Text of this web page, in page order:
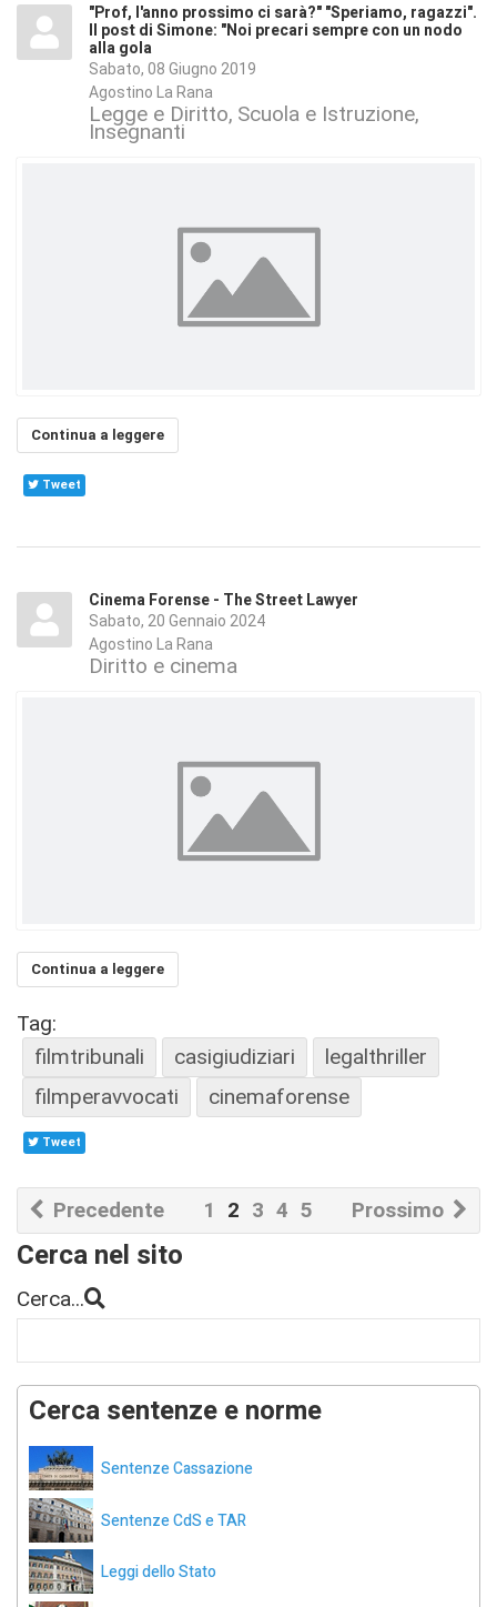
"Prof, l'anno prossimo ci sarà?" "Speriamo, ragazzi".
Il post di Simone: "Noi precari sempre con un nodo
alla gola
Sabato, 08 Giugno 2019
Agostino La Rana
Legge e Diritto Scuola e Istruzione
Insegnanti
Continua a leggere
Tweet
Cinema Forense - The Street Lawyer
Sabato, 20 Gennaio 2024
Agostino La Rana
Diritto e cinema
Continua a leggere
Tag:
filmtribunali
casigiudiziari
legalthriller
filmperavvocati
cinemaforense
Tweet
Precedente Prossimo
1 2 3 4 5
Cerca nel sito
Cerca...
Cerca sentenze e norme
Sentenze Cassazione
Sentenze CdS e TAR
Leggi dello Stato